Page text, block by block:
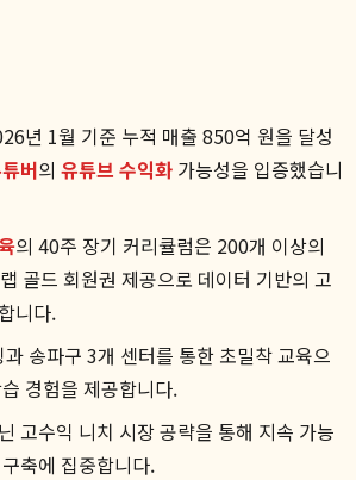
년 1월 기준 누적 매출 850억 원을 달성
버의 유튜브 수익화 가능성을 입증했습니
의 40주 장기 커리큘럼은 200개 이상의
골드 회원권 제공으로 데이터 기반의 고
니다.
송파구 3개 센터를 통한 초밀착 교육으
경험을 제공합니다.
고수익 니치 시장 공략을 통해 지속 가능
축에 집중합니다.